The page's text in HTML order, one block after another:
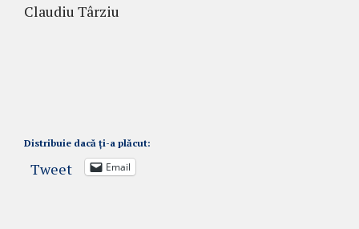
Claudiu Târziu
Distribuie dacă ți-a plăcut:
Tweet Email